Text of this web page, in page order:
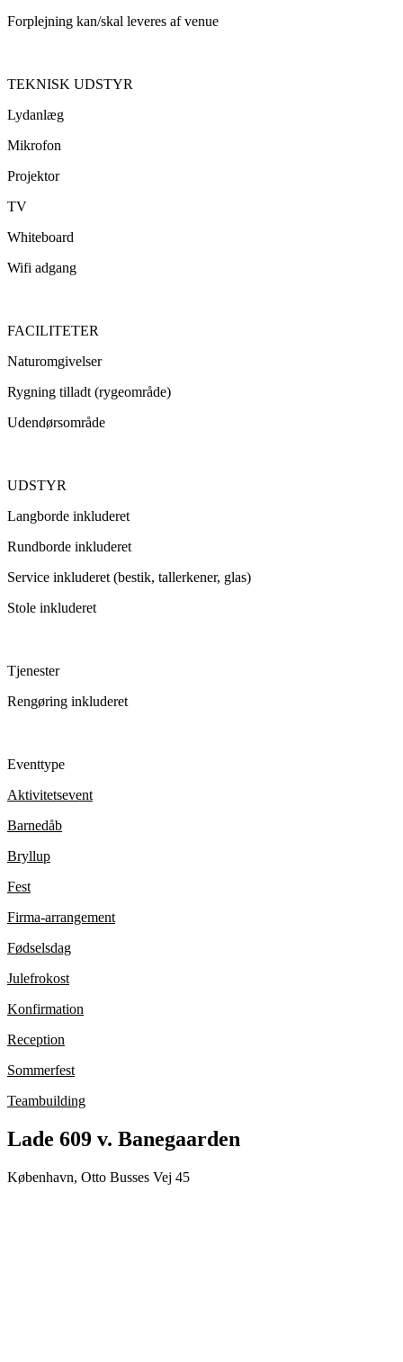
Forplejning kan/skal leveres af venue
TEKNISK UDSTYR
Lydanlæg
Mikrofon
Projektor
TV
Whiteboard
Wifi adgang
FACILITETER
Naturomgivelser
Rygning tilladt (rygeområde)
Udendørsområde
UDSTYR
Langborde inkluderet
Rundborde inkluderet
Service inkluderet (bestik, tallerkener, glas)
Stole inkluderet
Tjenester
Rengøring inkluderet
Eventtype
Aktivitetsevent
Barnedåb
Bryllup
Fest
Firma-arrangement
Fødselsdag
Julefrokost
Konfirmation
Reception
Sommerfest
Teambuilding
Lade 609 v. Banegaarden
København, Otto Busses Vej 45